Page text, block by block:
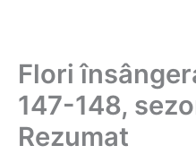
Flori
147-148,
Rezumat